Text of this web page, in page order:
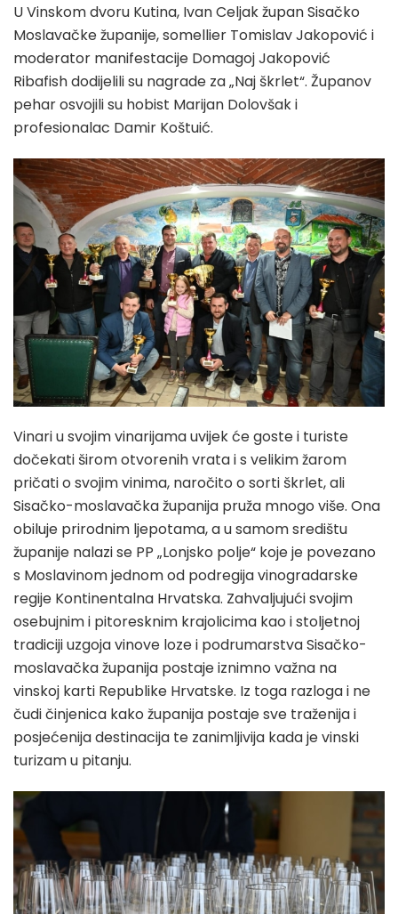
U Vinskom dvoru Kutina, Ivan Celjak župan Sisačko
Moslavačke županije, somellier Tomislav Jakopović i
moderator manifestacije Domagoj Jakopović
Ribafish dodijelili su nagrade za „Naj škrlet“. Županov
pehar osvojili su hobist Marijan Dolovšak i
profesionalac Damir Koštuić.
Vinari u svojim vinarijama uvijek će goste i turiste
dočekati širom otvorenih vrata i s velikim žarom
pričati o svojim vinima, naročito o sorti škrlet, ali
Sisačko-moslavačka županija pruža mnogo više. Ona
obiluje prirodnim ljepotama, a u samom središtu
županije nalazi se PP „Lonjsko polje“ koje je povezano
s Moslavinom jednom od podregija vinogradarske
regije Kontinentalna Hrvatska. Zahvaljujući svojim
osebujnim i pitoresknim krajolicima kao i stoljetnoj
tradiciji uzgoja vinove loze i podrumarstva Sisačko-
moslavačka županija postaje iznimno važna na
vinskoj karti Republike Hrvatske. Iz toga razloga i ne
čudi činjenica kako županija postaje sve traženija i
posjećenija destinacija te zanimljivija kada je vinski
turizam u pitanju.